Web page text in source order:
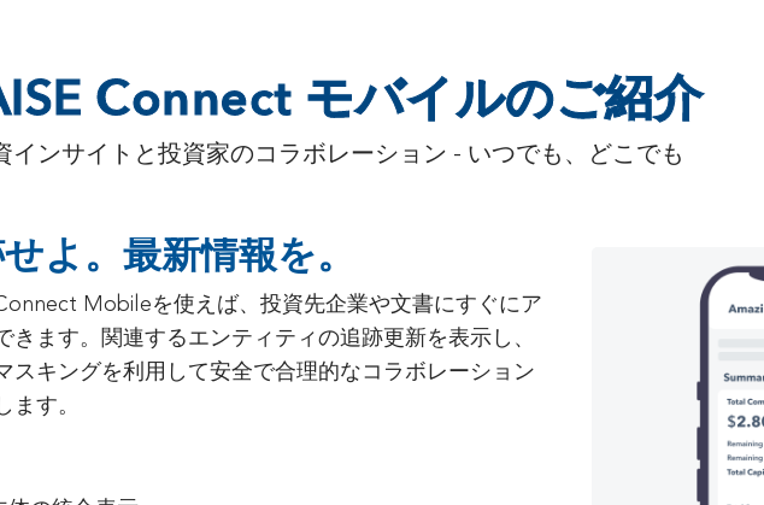
Connect モバイルのご紹介
インサイトと投資家のコラボレーション - いつでも、どこでも
よ。最新情報を。
Mobileを使えば、投資先企業や文書にすぐにア
きます。関連するエンティティの追跡更新を表示し、
スキングを利用して安全で合理的なコラボレーション
ます。